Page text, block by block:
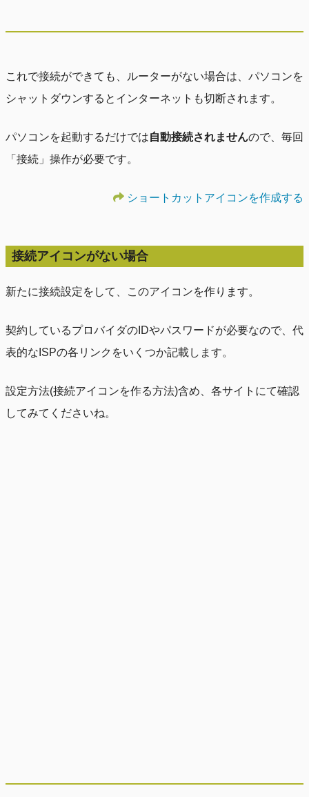
これで接続ができても、ルーターがない場合は、パソコンを
シャットダウンするとインターネットも切断されます。
パソコンを起動するだけでは自動接続されませんので、毎回
「接続」操作が必要です。
ショートカットアイコンを作成する
接続アイコンがない場合
新たに接続設定をして、このアイコンを作ります。
契約しているプロバイダのIDやパスワードが必要なので、代
表的なISPの各リンクをいくつか記載します。
設定方法(接続アイコンを作る方法)含め、各サイトにて確認
してみてくださいね。